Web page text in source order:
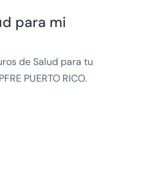
para mi
de Salud para tu
PUERTO RICO.